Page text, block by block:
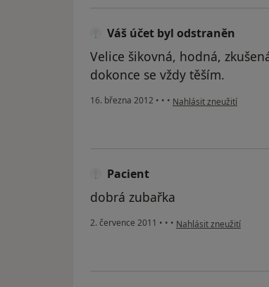
Váš účet byl odstraněn
Velice šikovná, hodná,
dokonce se vždy těším.
16. března 2012 • • • podle názoru uživatele
Nahlásit zneužití
Pacient
dobrá zubařka
2. července 2011 • • • podle názoru uživatele
Nahlásit zneužití